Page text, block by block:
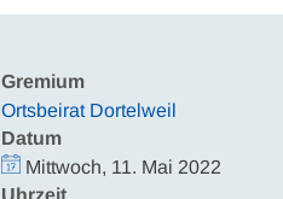
Gremium
Ortsbeirat Dortelweil
Datum
Mittwoch, 11. Mai 2022
Uhrzeit